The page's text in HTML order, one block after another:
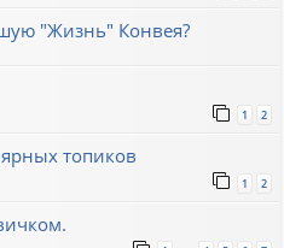
"Жизнь" Конвея?
1 2
топиков
1 2